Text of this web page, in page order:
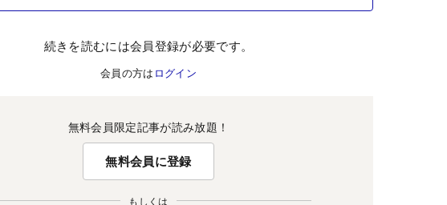
続きを読むには会員登録が必要です。
会員の方は ログイン
無料会員限定記事が読み放題！
無料会員に登録
もしくは